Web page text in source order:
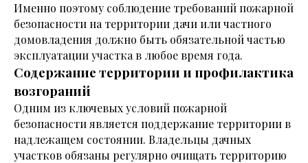
Именно поэтому соблюдение требований пожарной
безопасности на территории дачи или частного
домовладения должно быть обязательной частью
эксплуатации участка в любое время года.
Содержание территории и профилактика
возгораний
Одним из ключевых условий пожарной
безопасности является поддержание территории в
надлежащем состоянии. Владельцы дачных
участков обязаны регулярно очищать территорию